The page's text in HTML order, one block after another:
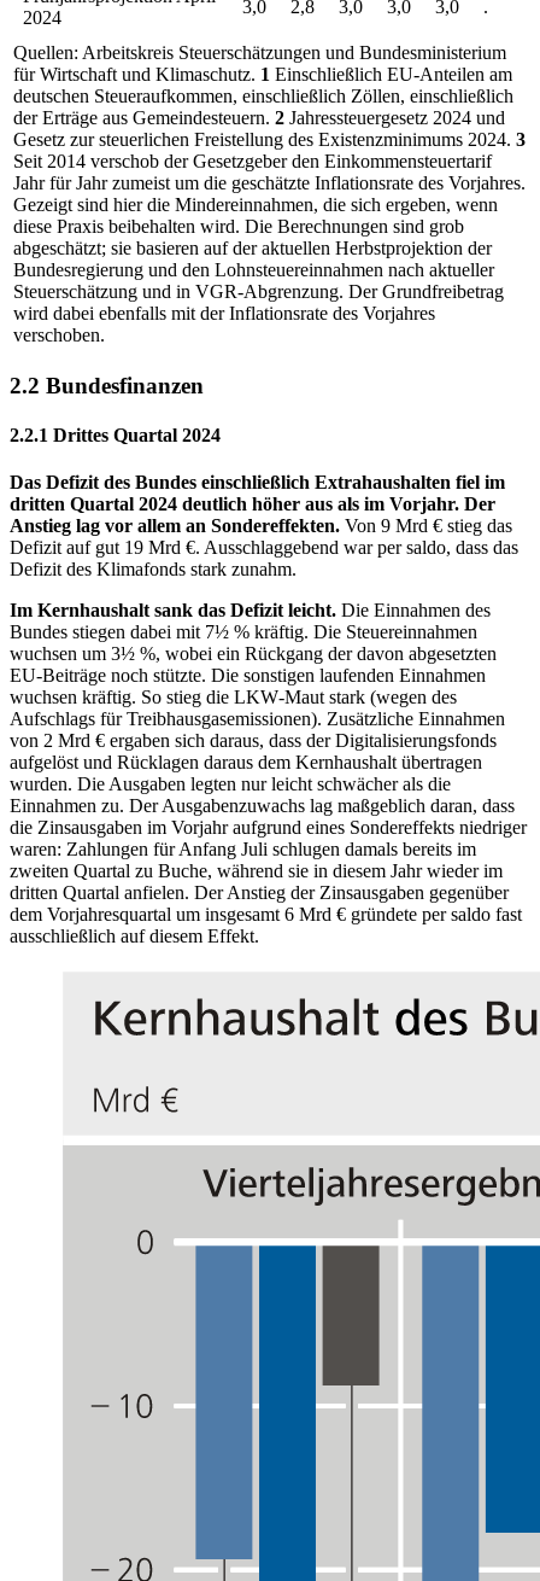
2024
3,0 2,8 3,0 3,0 3,0 .
Quellen: Arbeitskreis Steuerschätzungen und Bundesministerium
für Wirtschaft und Klimaschutz. 1 Einschließlich EU-Anteilen am
deutschen Steueraufkommen, einschließlich Zöllen, einschließlich
der Erträge aus Gemeindesteuern. 2 Jahressteuergesetz 2024 und
Gesetz zur steuerlichen Freistellung des Existenzminimums 2024. 3
Seit 2014 verschob der Gesetzgeber den Einkommensteuertarif
Jahr für Jahr zumeist um die geschätzte Inflationsrate des Vorjahres.
Gezeigt sind hier die Mindereinnahmen, die sich ergeben, wenn
diese Praxis beibehalten wird. Die Berechnungen sind grob
abgeschätzt; sie basieren auf der aktuellen Herbstprojektion der
Bundesregierung und den Lohnsteuereinnahmen nach aktueller
Steuerschätzung und in VGR-Abgrenzung. Der Grundfreibetrag
wird dabei ebenfalls mit der Inflationsrate des Vorjahres
verschoben.
2.2 Bundesfinanzen
2.2.1 Drittes Quartal 2024
Das Defizit des Bundes einschließlich Extrahaushalten fiel im
dritten Quartal 2024 deutlich höher aus als im Vorjahr. Der
Anstieg lag vor allem an Sondereffekten. Von 9 Mrd € stieg das
Defizit auf gut 19 Mrd €. Ausschlaggebend war per saldo, dass das
Defizit des Klimafonds stark zunahm.
Im Kernhaushalt sank das Defizit leicht. Die Einnahmen des
Bundes stiegen dabei mit 7½ % kräftig. Die Steuereinnahmen
wuchsen um 3½ %, wobei ein Rückgang der davon abgesetzten
EU-Beiträge noch stützte. Die sonstigen laufenden Einnahmen
wuchsen kräftig. So stieg die LKW-Maut stark (wegen des
Aufschlags für Treibhausgasemissionen). Zusätzliche Einnahmen
von 2 Mrd € ergaben sich daraus, dass der Digitalisierungsfonds
aufgelöst und Rücklagen daraus dem Kernhaushalt übertragen
wurden. Die Ausgaben legten nur leicht schwächer als die
Einnahmen zu. Der Ausgabenzuwachs lag maßgeblich daran, dass
die Zinsausgaben im Vorjahr aufgrund eines Sondereffekts niedriger
waren: Zahlungen für Anfang Juli schlugen damals bereits im
zweiten Quartal zu Buche, während sie in diesem Jahr wieder im
dritten Quartal anfielen. Der Anstieg der Zinsausgaben gegenüber
dem Vorjahresquartal um insgesamt 6 Mrd € gründete per saldo fast
ausschließlich auf diesem Effekt.